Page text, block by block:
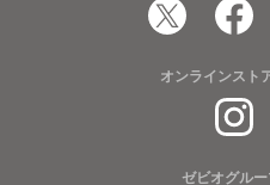
オンラインスト
ゼビオグル